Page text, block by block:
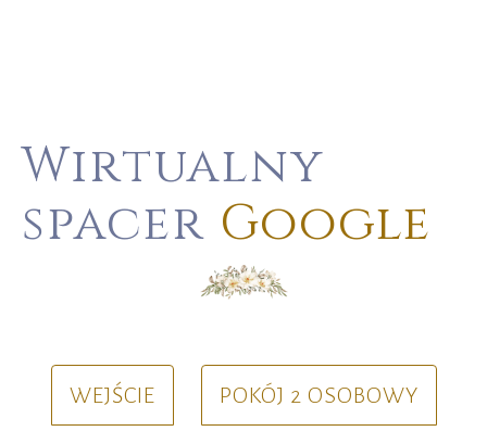
Wirtualny
spacer Google
WEJŚCIE POKÓJ 2 OSOBOWY